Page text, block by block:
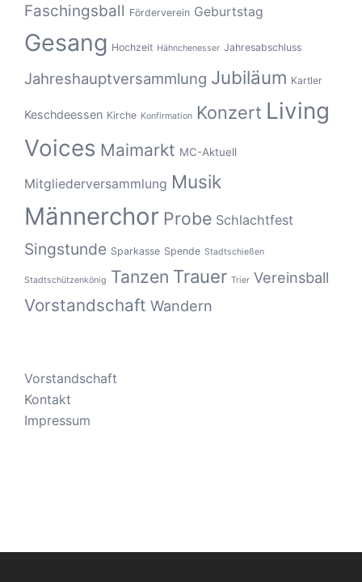
Faschingsball Förderverein Geburtstag
Gesang Hochzeit Hähnchenesser Jahresabschluss
Jahreshauptversammlung Jubiläum Kartler
Keschdeessen Kirche Konfirmation Konzert Living
Voices Maimarkt MC-Aktuell
Mitgliederversammlung Musik
Männerchor Probe Schlachtfest
Singstunde Sparkasse Spende Stadtschießen
Stadtschützenkönig Tanzen Trauer Trier Vereinsball
Vorstandschaft Wandern
Vorstandschaft
Kontakt
Impressum